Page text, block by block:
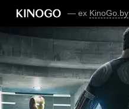
— ex KinoGo.by